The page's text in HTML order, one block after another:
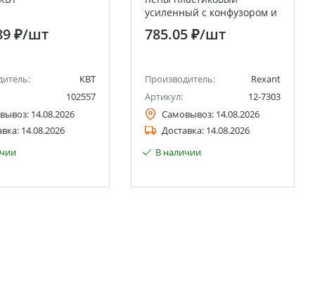
₽/шт
КВТ
102557
14.08.2026
14.08.2026
усиленный с конфузором и
регулировкой-трещоткой
REXANT
785.05 ₽/шт
Производитель:
Rexant
Артикул:
12-7303
Самовывоз: 14.08.2026
Доставка: 14.08.2026
В наличии